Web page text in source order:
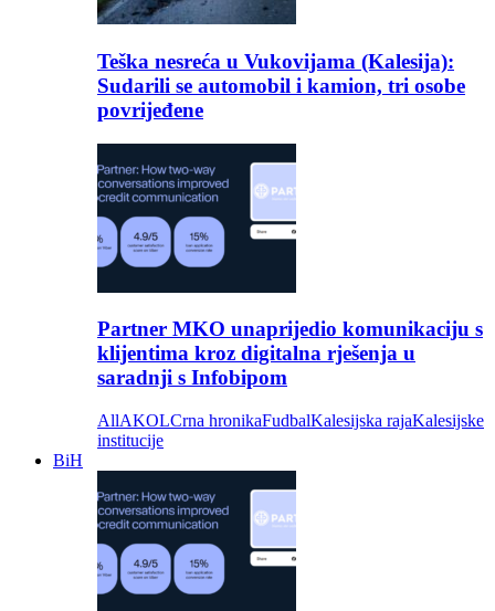
Teška nesreća u Vukovijama (Kalesija):
Sudarili se automobil i kamion, tri osobe
povrijeđene
Partner MKO unaprijedio komunikaciju s
klijentima kroz digitalna rješenja u
saradnji s Infobipom
AllAKOLCrna hronikaFudbalKalesijska rajaKalesijske
institucije
BiH